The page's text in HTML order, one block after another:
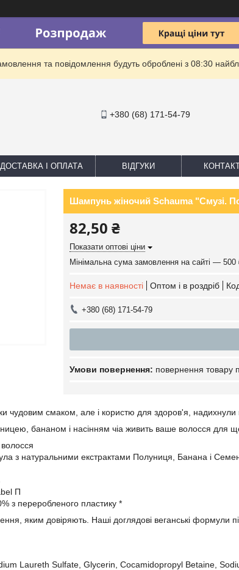
та повідомлення будуть оброблені з 08:30
+380 (68) 171-54-79
ДОСТАВКА І ОПЛАТА ВІДГУКИ
Шампунь жіночий Schauma "Смузі.
82,50 ₴
Показати оптові ціни
Мінімальна сума замовлення на сайті — 500
Немає в наявності Оптом і в роздріб
+380 (68) 171-54-79
повернення товару
чудовим смаком, але і користю для здоров'я,
бананом і насінням чіа живить ваше волосся для ще
з натуральними екстрактами Полуниця, Банана і
П
з переробленого пластику *
яким довіряють. Наші доглядові веганські формули
Laureth Sulfate, Glycerin, Cocamidopropyl Betaine,